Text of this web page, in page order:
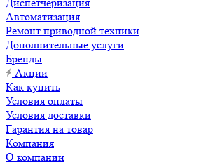
Автоматизация
Ремонт приводной техники
Дополнительные услуги
Бренды
Акции
Как купить
Условия оплаты
Условия доставки
Гарантия на товар
Компания
О компании